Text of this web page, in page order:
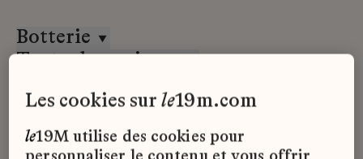
Botterie
Toutes les maisons
les cookies surle19m.com
le19M utilise des cookies pour